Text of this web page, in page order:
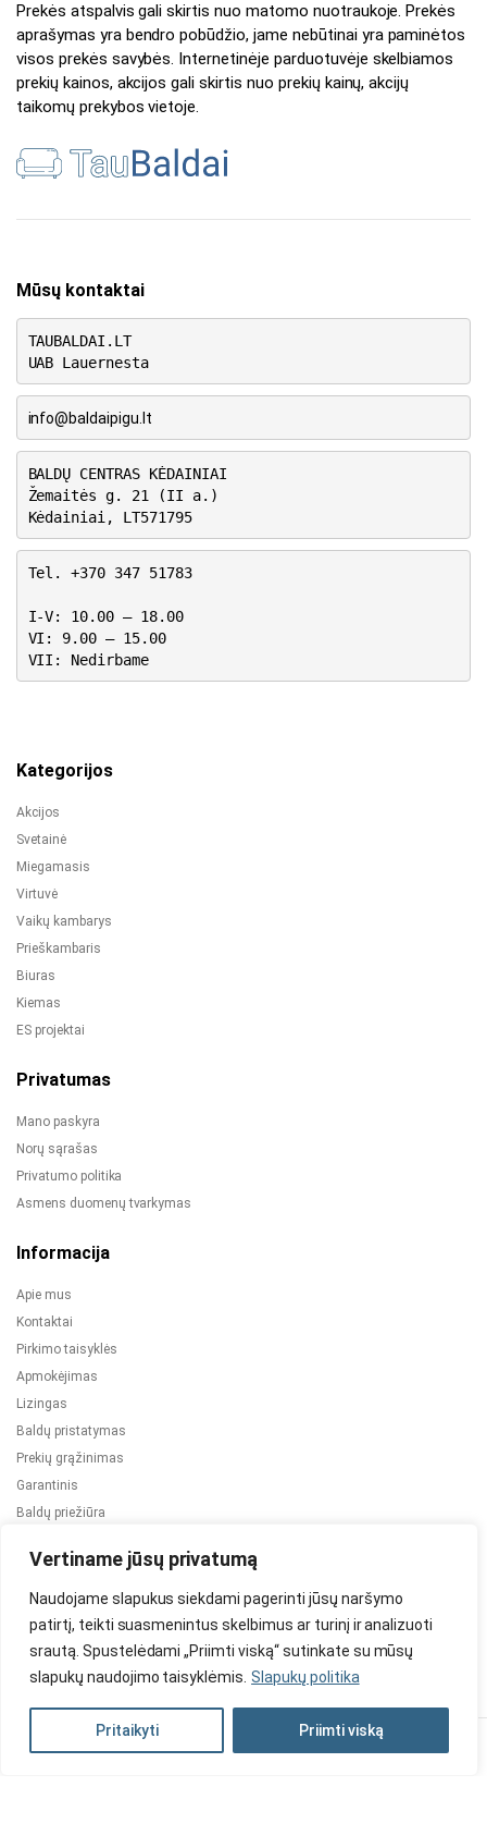
Vertiname jūsų privatumą
Naudojame slapukus siekdami pagerinti jūsų naršymo
patirtį, teikti suasmenintus skelbimus ar turinį ir analizuoti
srautą. Spustelėdami „Priimti viską“ sutinkate su mūsų
slapukų naudojimo taisyklėmis. Slapukų politika
Pritaikyti Priimti viską
Prekės atspalvis gali skirtis nuo matomo nuotraukoje. Prekės
aprašymas yra bendro pobūdžio, jame nebūtinai yra paminėtos
visos prekės savybės. Internetinėje parduotuvėje skelbiamos
prekių kainos, akcijos gali skirtis nuo prekių kainų, akcijų
taikomų prekybos vietoje.
Mūsų kontaktai
TAUBALDAI.LT
UAB Lauernesta
info@baldaipigu.lt
BALDŲ CENTRAS KĖDAINIAI
Žemaitės g. 21 (II a.)
Kėdainiai, LT571795
Tel. +370 347 51783
I-V: 10.00 – 18.00
VI: 9.00 – 15.00
VII: Nedirbame
Kategorijos
Akcijos
Svetainė
Miegamasis
Virtuvė
Vaikų kambarys
Prieškambaris
Biuras
Kiemas
ES projektai
Privatumas
Mano paskyra
Norų sąrašas
Privatumo politika
Asmens duomenų tvarkymas
Informacija
Apie mus
Kontaktai
Pirkimo taisyklės
Apmokėjimas
Lizingas
Baldų pristatymas
Prekių grąžinimas
Garantinis
Baldų priežiūra
2024 © Visos teisės saugomos. Be TauBaldai.lt sutikimo draudžiama
Asmens duomenų tvarkymas Privatumo politika